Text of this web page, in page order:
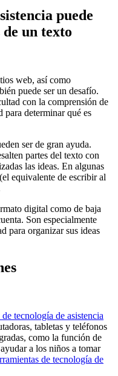
puede
un texto
web, así como
puede ser un desafío.
con la comprensión de
determinar qué es
ser de gran ayuda.
partes del texto con
las ideas. En algunas
equivalente de escribir al
digital como de baja
Son especialmente
para organizar sus ideas
tecnología de asistencia
tabletas y teléfonos
como la función de
a los niños a tomar
de tecnología de